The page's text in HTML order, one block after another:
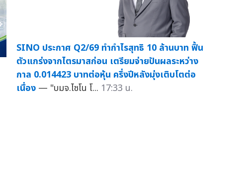
SINO ประกาศ Q2/69 ทำกำไรสุทธิ 10 ล้านบาท ฟื้น
ตัวแกร่งจากไตรมาสก่อน เตรียมจ่ายปันผลระหว่าง
กาล 0.014423 บาทต่อหุ้น ครึ่งปีหลังมุ่งเติบโตต่อ
เนื่อง — "บมจ.ไซโน โ... 17:33 น.